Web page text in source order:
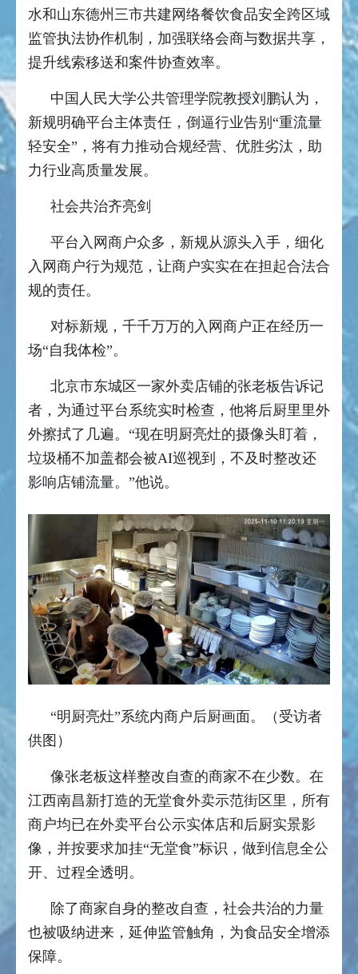
水和山东德州三市共建网络餐饮食品安全跨区域
监管执法协作机制，加强联络会商与数据共享，
提升线索移送和案件协查效率。
中国人民大学公共管理学院教授刘鹏认为，
新规明确平台主体责任，倒逼行业告别“重流量
轻安全”，将有力推动合规经营、优胜劣汰，助
力行业高质量发展。
社会共治齐亮剑
平台入网商户众多，新规从源头入手，细化
入网商户行为规范，让商户实实在在担起合法合
规的责任。
对标新规，千千万万的入网商户正在经历一
场“自我体检”。
北京市东城区一家外卖店铺的张老板告诉记
者，为通过平台系统实时检查，他将后厨里里外
外擦拭了几遍。“现在明厨亮灶的摄像头盯着，
垃圾桶不加盖都会被AI巡视到，不及时整改还
影响店铺流量。”他说。
“明厨亮灶”系统内商户后厨画面。（受访者
供图）
像张老板这样整改自查的商家不在少数。在
江西南昌新打造的无堂食外卖示范街区里，所有
商户均已在外卖平台公示实体店和后厨实景影
像，并按要求加挂“无堂食”标识，做到信息全公
开、过程全透明。
除了商家自身的整改自查，社会共治的力量
也被吸纳进来，延伸监管触角，为食品安全增添
保障。